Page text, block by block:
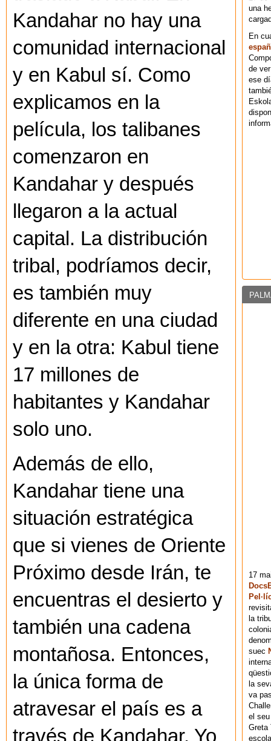
Kandahar no hay una
comunidad internacional
y en Kabul sí. Como
explicamos en la
película, los talibanes
comenzaron en
Kandahar y después
llegaron a la actual
capital. La distribución
tribal, podríamos decir,
es también muy
diferente en una ciudad
y en la otra: Kabul tiene
17 millones de
habitantes y Kandahar
solo uno.
Además de ello,
Kandahar tiene una
situación estratégica
que si vienes de Oriente
Próximo desde Irán, te
encuentras el desierto y
también una cadena
montañosa. Entonces,
la única forma de
atravesar el país es a
través de Kandahar. Yo
una
En
de
ese
17
la
suec
la
va
el
Greta